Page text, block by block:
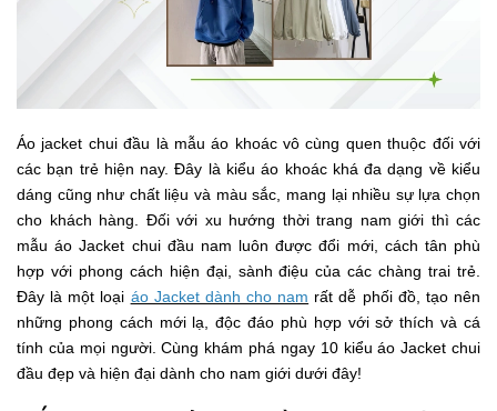
Áo jacket chui đầu là mẫu áo khoác vô cùng quen thuộc đối với
các bạn trẻ hiện nay. Đây là kiểu áo khoác khá đa dạng về kiểu
dáng cũng như chất liệu và màu sắc, mang lại nhiều sự lựa chọn
cho khách hàng. Đối với xu hướng thời trang nam giới thì các
mẫu áo Jacket chui đầu nam luôn được đổi mới, cách tân phù
hợp với phong cách hiện đại, sành điệu của các chàng trai trẻ.
Đây là một loại áo Jacket dành cho nam rất dễ phối đồ, tạo nên
những phong cách mới lạ, độc đáo phù hợp với sở thích và cá
tính của mọi người. Cùng khám phá ngay 10 kiểu áo Jacket chui
đầu đẹp và hiện đại dành cho nam giới dưới đây!